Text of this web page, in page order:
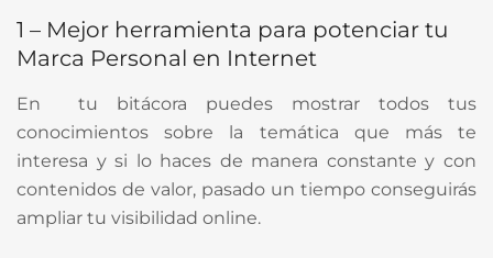
1 – Mejor herramienta para potenciar tu
Marca Personal en Internet
En tu bitácora puedes mostrar todos tus
conocimientos sobre la temática que más te
interesa y si lo haces de manera constante y con
contenidos de valor, pasado un tiempo conseguirás
ampliar tu visibilidad online.